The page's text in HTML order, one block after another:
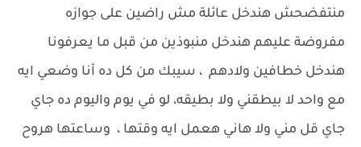
منتفضحش هندخل عائلة مش راضين على جوازه
مفروضة عليهم هندخل منبوذين من قبل ما يعرفونا
هندخل خطافين ولادهم ، سيبك من كل ده أنا وضعي ايه
مع واحد لا بيطقني ولا بطيقه، لو في يوم واليوم ده جاي
جاي قل مني ولا هاني هعمل ايه وقتها ، وساعتها هروح